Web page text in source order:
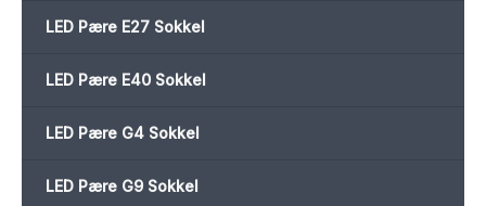
LED Pære E27 Sokkel
LED Pære E40 Sokkel
LED Pære G4 Sokkel
LED Pære G9 Sokkel